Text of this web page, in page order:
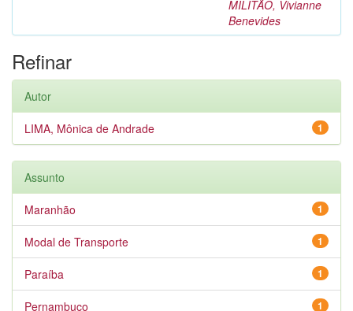
MILITÃO, Vivianne
Benevides
Refinar
Autor
1
LIMA, Mônica de Andrade
Assunto
1
Maranhão
1
Modal de Transporte
1
Paraíba
1
Pernambuco